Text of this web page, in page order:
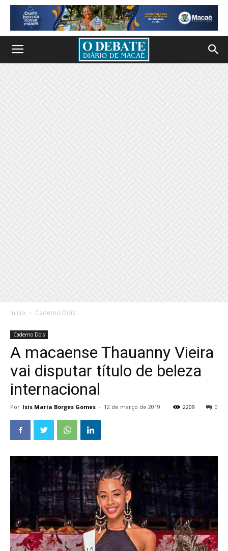
Início Caderno Dois
Caderno Dois
A macaense Thauanny Vieira
vai disputar título de beleza
internacional
Por Isis Maria Borges Gomes - 12 de março de 2019 0
2209